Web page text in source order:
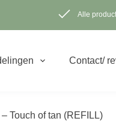
Alle
Contact/
Touch of tan (REFILL)